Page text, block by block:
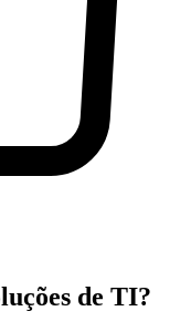
de TI?